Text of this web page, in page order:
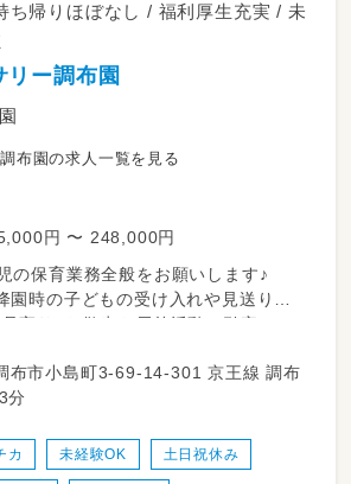
ち帰りほぼなし / 福利厚生充実 / 未
リー調布園
布園の求人一覧を見る
円 〜 248,000円
の保育業務全般をお願いします♪
降園時の子どもの受け入れや見送り
見守り、お散歩や戸外活動の引率
トイレ・着替えなどの基本的生活習慣の
行事やアクティビティの企画・実施
の清掃やおもちゃの消毒など、安心安全
くり
市小島町3-69-14-301 京王線 調布
分
カ 未経験OK 土日祝休み